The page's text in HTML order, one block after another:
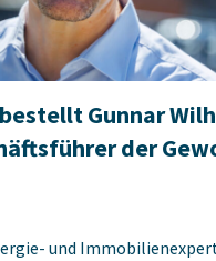
Gunnar
der
und